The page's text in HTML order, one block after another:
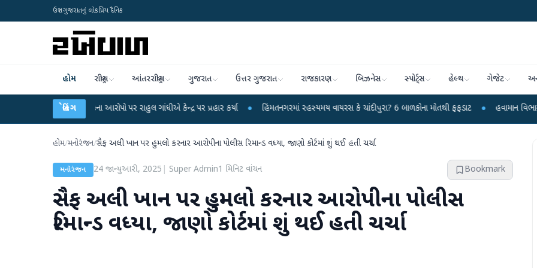
ઉત્તર ગુજરાતનું લોકપ્રિય દૈનિક
હોમ રાષ્ટ્રીય આંતરરાષ્ટ્રીય ગુજરાત ઉત્તર ગુજરાત રાજકારણ બિઝનેસ સ્પોર્ટ્સ હેલ્થ ગેજેટ
બ્રેકિંગ
પરીક્ષા લીકના આરોપો પર રાહુલ ગાંધીએ કેન્દ્ર પર પ્રહાર કર્યા ● હિંમતનગરમાં રહસ્યમય વાયરસ કે ચાંદીપુરા? 6 બાળકોના મોતથી ફફડાટ ● હવામાન વિભાગે 18 રાજ્યો
હોમ/મનોરંજન/સૈફ અલી ખાન પર હુમલો કરનાર આરોપીના પોલીસ રિમાન્ડ વધ્યા, જાણો કોર્ટમાં શું થઈ હતી ચર્ચા
મનોરંજન 24 જાન્યુઆરી, 2025 Super Admin1 મિનિટ વાંચન Bookmark
સૈફ અલી ખાન પર હુમલો કરનાર આરોપીના પોલીસ
રિમાન્ડ વધ્યા, જાણો કોર્ટમાં શું થઈ હતી ચર્ચા